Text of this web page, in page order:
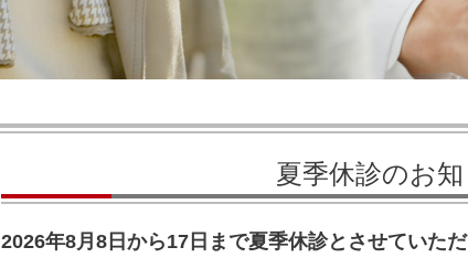
夏季休診のお
2026年8月8日から17日まで夏季休診とさせていた